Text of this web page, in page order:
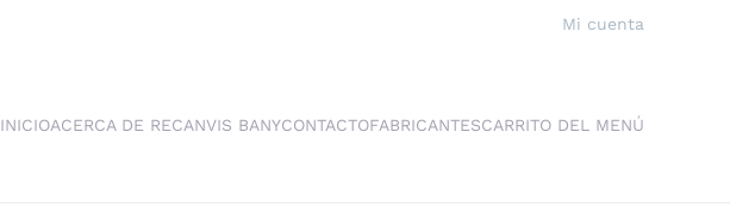
Mi cuenta
INICIOACERCA DE RECANVIS BANYCONTACTOFABRICANTESCARRITO DEL MENÚ